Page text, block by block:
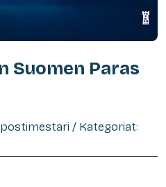
Suomen Paras
/ Kategoriat: